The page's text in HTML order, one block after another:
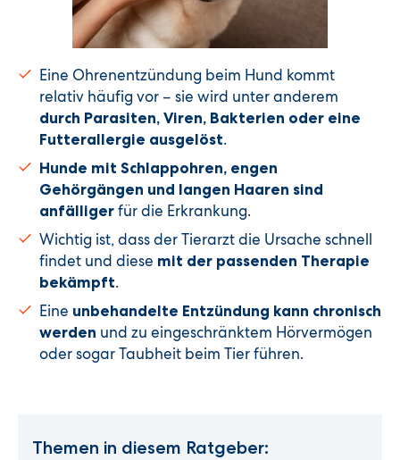
Eine Ohrenentzündung beim Hund kommt
relativ häufig vor – sie wird unter anderem
durch Parasiten, Viren, Bakterien oder eine
Futterallergie ausgelöst.
Hunde mit Schlappohren, engen
Gehörgängen und langen Haaren sind
anfälliger für die Erkrankung.
Wichtig ist, dass der Tierarzt die Ursache schnell
findet und diese mit der passenden Therapie
bekämpft.
Eine unbehandelte Entzündung kann chronisch
werden und zu eingeschränktem Hörvermögen
oder sogar Taubheit beim Tier führen.
Themen in diesem Ratgeber: